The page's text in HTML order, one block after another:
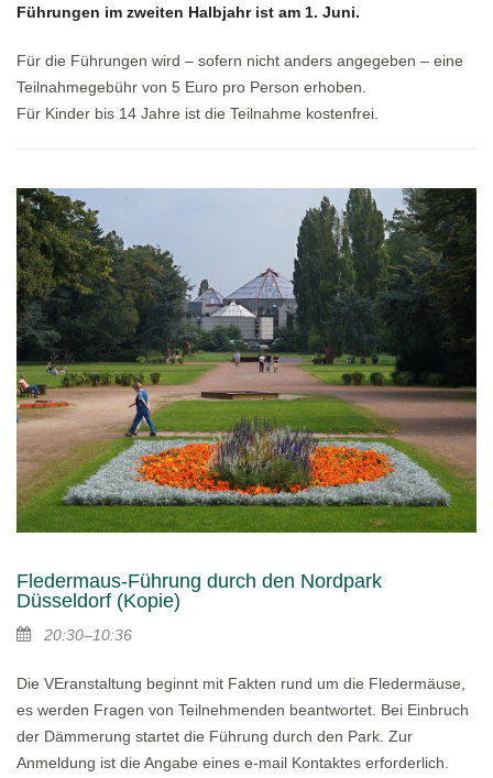
Führungen im zweiten Halbjahr ist am 1. Juni.
Für die Führungen wird – sofern nicht anders angegeben – eine
Teilnahmegebühr von 5 Euro pro Person erhoben.
Für Kinder bis 14 Jahre ist die Teilnahme kostenfrei.
Fledermaus-Führung durch den Nordpark
Düsseldorf (Kopie)
20:30–10:36
Die VEranstaltung beginnt mit Fakten rund um die Fledermäuse,
es werden Fragen von Teilnehmenden beantwortet. Bei Einbruch
der Dämmerung startet die Führung durch den Park. Zur
Anmeldung ist die Angabe eines e-mail Kontaktes erforderlich.